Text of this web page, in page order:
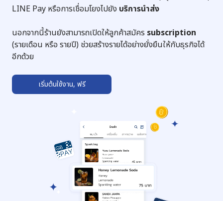
LINE Pay หรือการเชื่อมโยงไปยัง บริการนำส่ง
นอกจากนี้ร้านยังสามารถเปิดให้ลูกค้าสมัคร subscription
(รายเดือน หรือ รายปี) ช่วยสร้างรายได้อย่างยั่งยืนให้กับธุรกิจได้
อีกด้วย
เริ่มต้นใช้งาน, ฟรี➔